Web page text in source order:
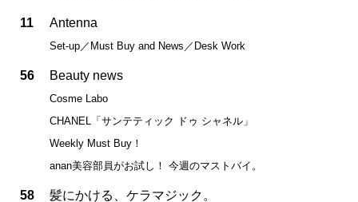
11 Antenna
Set-up／Must Buy and News／Desk Work
56 Beauty news
Cosme Labo
CHANEL「サンテティック ドゥ シャネル」
Weekly Must Buy！
anan美容部員がお試し！ 今週のマストバイ。
58 髪にかける、ケラマジック。